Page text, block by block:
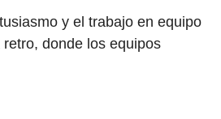
y el trabajo en equipo
donde los equipos